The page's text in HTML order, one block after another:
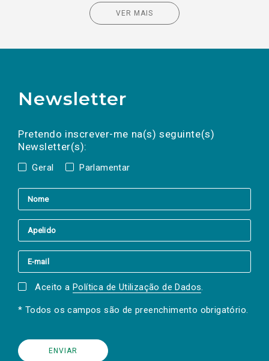
VER MAIS
Newsletter
Pretendo inscrever-me na(s) seguinte(s)
Newsletter(s):
Geral Parlamentar
a(s) newsletter(s).
mail
Aceito a Política de Utilização de Dados.
* Todos os campos são de preenchimento obrigatório.